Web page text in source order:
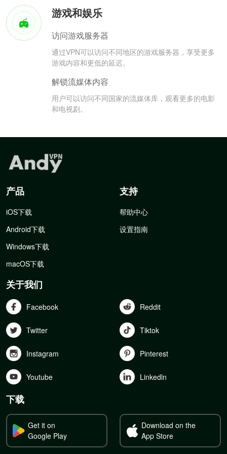
游戏和娱乐
访问游戏服务器
通过VPN可以访问不同地区的游戏服务器，享受更多
游戏内容和更低的延迟。
解锁流媒体内容
用户可以访问不同国家的流媒体库，观看更多的电影
和电视剧。
产品
iOS下载
Android下载
Windows下载
macOS下载
支持
帮助中心
设置指南
关于我们
Facebook Reddit
Twitter Tiktok
Instagram Pinterest
Youtube Linkedln
下载
Get it on
Google Play
Download on the
App Store